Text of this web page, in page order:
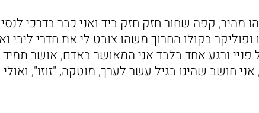
מהיר, קפה שחור חזק חזק ביד ואני כבר בדרכי
בקולו החרוך משהו צובט לי את חדרי ליבי
ורגע אחד בלבד אני המאושר באדם, אושר
חושב שהינו בגיל עשר לערך, מוטקה, "זוזו",